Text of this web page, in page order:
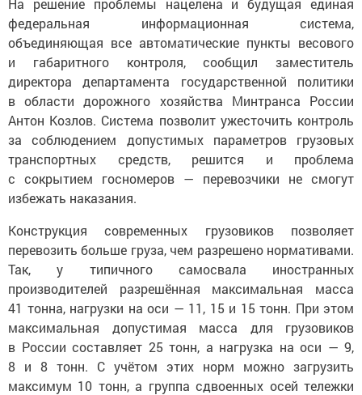
На решение проблемы нацелена и будущая единая
федеральная информационная система,
объединяющая все автоматические пункты весового
и габаритного контроля, сообщил заместитель
директора департамента государственной политики
в области дорожного хозяйства Минтранса России
Антон Козлов. Система позволит ужесточить контроль
за соблюдением допустимых параметров грузовых
транспортных средств, решится и проблема
с сокрытием госномеров — перевозчики не смогут
избежать наказания.
Конструкция современных грузовиков позволяет
перевозить больше груза, чем разрешено нормативами.
Так, у типичного самосвала иностранных
производителей разрешённая максимальная масса
41 тонна, нагрузки на оси — 11, 15 и 15 тонн. При этом
максимальная допустимая масса для грузовиков
в России составляет 25 тонн, а нагрузка на оси — 9,
8 и 8 тонн. С учётом этих норм можно загрузить
максимум 10 тонн, а группа сдвоенных осей тележки